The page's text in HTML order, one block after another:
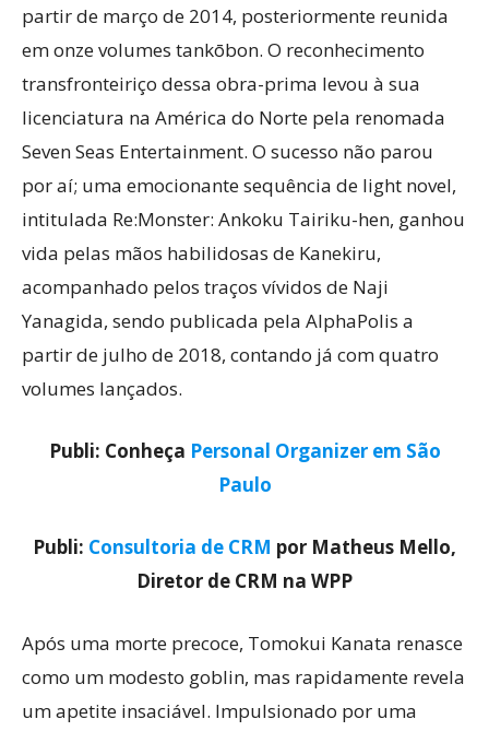
partir de março de 2014, posteriormente reunida
em onze volumes tankōbon. O reconhecimento
transfronteiriço dessa obra-prima levou à sua
licenciatura na América do Norte pela renomada
Seven Seas Entertainment. O sucesso não parou
por aí; uma emocionante sequência de light novel,
intitulada Re:Monster: Ankoku Tairiku-hen, ganhou
vida pelas mãos habilidosas de Kanekiru,
acompanhado pelos traços vívidos de Naji
Yanagida, sendo publicada pela AlphaPolis a
partir de julho de 2018, contando já com quatro
volumes lançados.
Publi: Conheça Personal Organizer em São
Paulo
Publi: Consultoria de CRM por Matheus Mello,
Diretor de CRM na WPP
Após uma morte precoce, Tomokui Kanata renasce
como um modesto goblin, mas rapidamente revela
um apetite insaciável. Impulsionado por uma